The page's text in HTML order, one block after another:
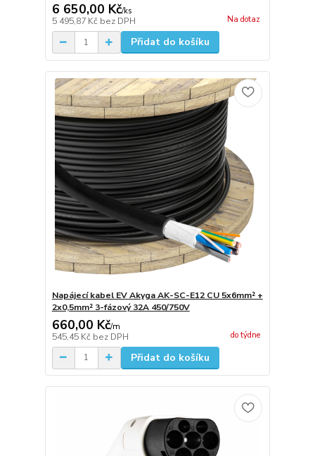
6 650,00 Kč/ks
5 495,87 Kč bez DPH Na dotaz
Přidat do košíku
Napájecí kabel EV Akyga AK-SC-E12 CU 5x6mm² +
2x0,5mm² 3-fázový 32A 450/750V
660,00 Kč/m
545,45 Kč bez DPH do týdne
Přidat do košíku